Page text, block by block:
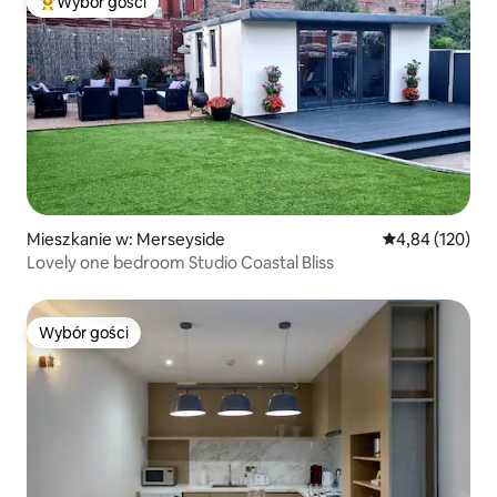
Najpopularniejsze z kategorii Wybór gości
Mieszkanie w: Merseyside Średnia
4,84 (120)
Lovely one bedroom Studio Coastal Bliss
Wybór gości
Wybór gości